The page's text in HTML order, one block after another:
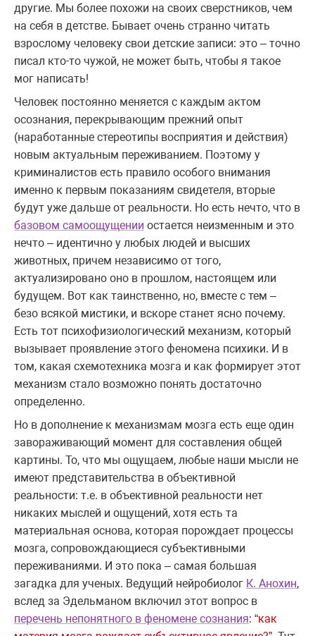
другие. Мы более похожи на своих сверстников, чем
на себя в детстве. Бывает очень странно читать
взрослому человеку свои детские записи: это – точно
писал кто-то чужой, не может быть, чтобы я такое
мог написать!
Человек постоянно меняется с каждым актом
осознания, перекрывающим прежний опыт
(наработанные стереотипы восприятия и действия)
новым актуальным переживанием. Поэтому у
криминалистов есть правило особого внимания
именно к первым показаниям свидетеля, вторые
будут уже дальше от реальности. Но есть нечто, что в
базовом самоощущении остается неизменным и это
нечто – идентично у любых людей и высших
животных, причем независимо от того,
актуализировано оно в прошлом, настоящем или
будущем. Вот как таинственно, но, вместе с тем –
безо всякой мистики, и вскоре станет ясно почему.
Есть тот психофизиологический механизм, который
вызывает проявление этого феномена психики. И в
том, какая схемотехника мозга и как формирует этот
механизм стало возможно понять достаточно
определенно.
Но в дополнение к механизмам мозга есть еще один
завораживающий момент для составления общей
картины. То, что мы ощущаем, любые наши мысли не
имеют представительства в объективной
реальности: т.е. в объективной реальности нет
никаких мыслей и ощущений, хотя есть та
материальная основа, которая порождает процессы
мозга, сопровождающиеся субъективными
переживаниями. И это пока – самая большая
загадка для ученых. Ведущий нейробиолог К. Анохин,
вслед за Эдельманом включил этот вопрос в
перечень непонятного в феномене сознания: “как